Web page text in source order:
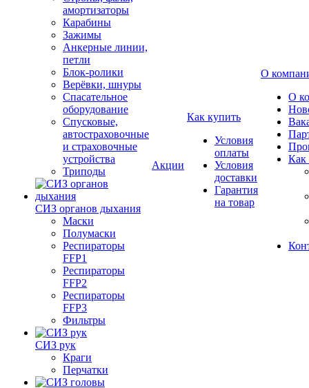
амортизаторы
Карабины
Зажимы
Анкерные линии,
петли
Блок-ролики
Верёвки, шнуры
Спасательное
оборудование
Спусковые,
автостраховочные
и страховочные
устройства
Триподы
СИЗ органов дыхания
Маски
Полумаски
Респираторы
FFP1
Респираторы
FFP2
Респираторы
FFP3
Фильтры
СИЗ рук
Краги
Перчатки
Акции
Как купить
Условия
оплаты
Условия
доставки
Гарантия
на товар
О
О
Как